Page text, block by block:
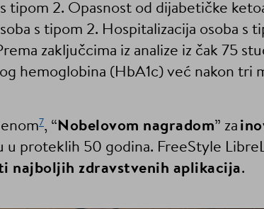
tipom 2. Opasnost od dijabetičke
s tipom 2. Hospitalizacija osoba s
zaključcima iz analize iz čak 75
hemoglobina (HbA1c) već nakon tri
7, “Nobelovom nagradom” za
u proteklih 50 godina. FreeStyle
najboljih zdravstvenih aplikacija.